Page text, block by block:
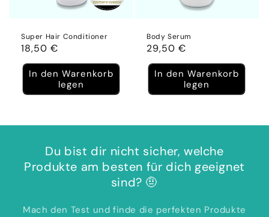
Super Hair Conditioner
Normaler
Preis
18,50 €
In den Warenkorb
legen
Body Serum
Normaler
Preis
29,50 €
In den Warenkorb
legen
Du bist dir nicht sicher, welche
Produkte am besten für dich geeignet
sind? 🤨
Mach den Test und finde die perfekten Produkte